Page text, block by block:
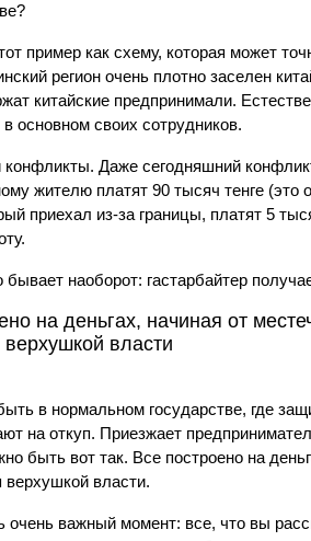
пример как схему, которая может
регион очень плотно заселен
китайские предпринимали.
основном своих сотрудников.
Даже сегодняшний
жителю платят 90 тысяч тенге (это
приехал из-за границы, платят 5
наоборот: гастарбайтер
на деньгах, начиная от
верхушкой власти
в нормальном государстве, где
на откуп. Приезжает
быть вот так. Все построено на
верхушкой власти.
очень важный момент: все, что вы